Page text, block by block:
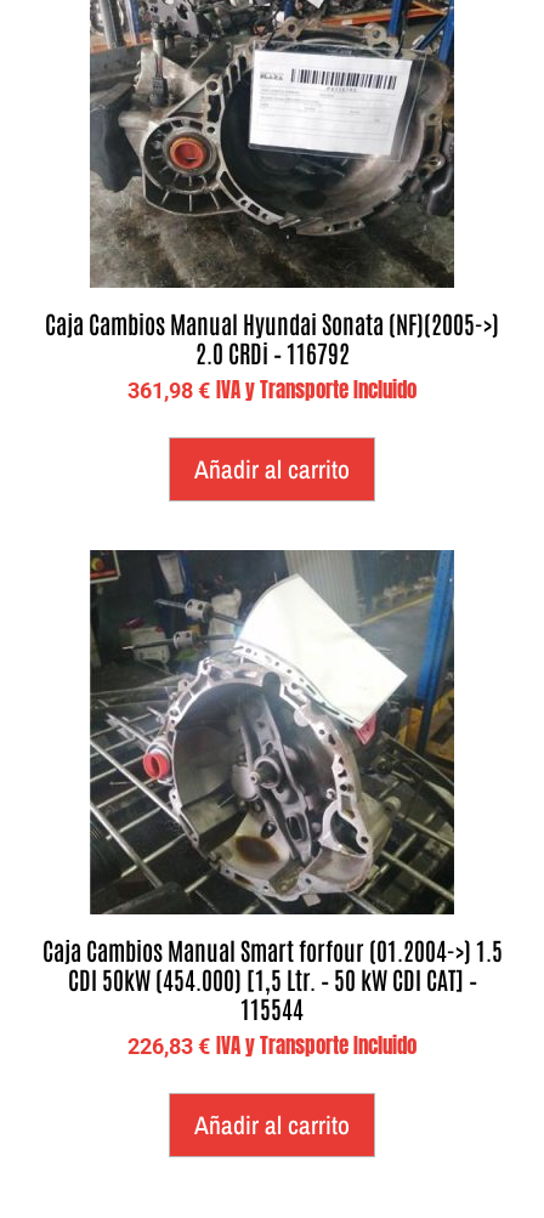
Caja Cambios Manual Hyundai Sonata (NF)(2005->)
2.0 CRDi – 116792
361,98€ IVA y Transporte Incluido
Añadir al carrito
Caja Cambios Manual Smart forfour (01.2004->) 1.5
CDI 50kW (454.000) [1,5 Ltr. – 50 kW CDI CAT] –
115544
226,83€ IVA y Transporte Incluido
Añadir al carrito